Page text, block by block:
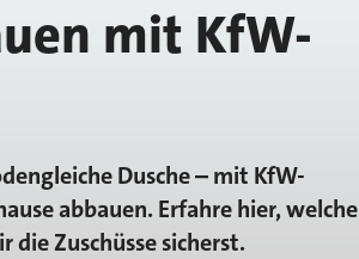
mit KfW-
Dusche – mit KfW-
abbauen. Erfahre hier, welche
Zuschüsse sicherst.